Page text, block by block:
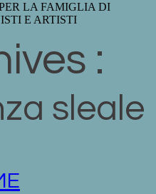
LA FAMIGLIA DI
E ARTISTI
:
sleale